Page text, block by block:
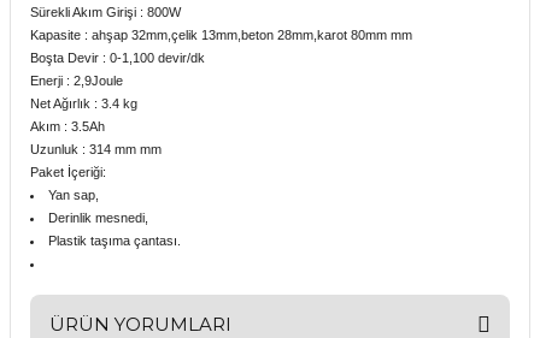
Sürekli Akım Girişi : 800W
Kapasite : ahşap 32mm,çelik 13mm,beton 28mm,karot 80mm mm
Boşta Devir : 0-1,100 devir/dk
Enerji : 2,9Joule
Net Ağırlık : 3.4 kg
Akım : 3.5Ah
Uzunluk : 314 mm mm
Paket İçeriği:
Yan sap,
Derinlik mesnedi,
Plastik taşıma çantası.
ÜRÜN YORUMLARI